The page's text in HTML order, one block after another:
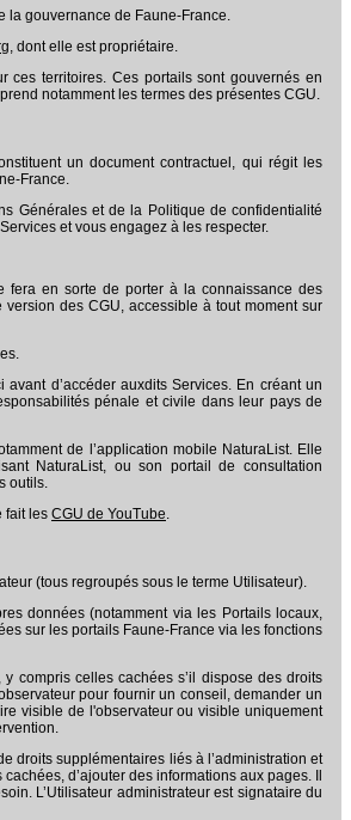
la gouvernance de Faune-France.
, dont elle est propriétaire.
ces territoires. Ces portails sont gouvernés en
notamment les termes des présentes CGU.
un document contractuel, qui régit les
France.
Générales et de la Politique de confidentialité
et vous engagez à les respecter.
fera en sorte de porter à la connaissance des
des CGU, accessible à tout moment sur
d’accéder auxdits Services. En créant un
pénale et civile dans leur pays de
de l’application mobile NaturaList. Elle
NaturaList, ou son portail de consultation
outils.
fait les CGU de YouTube.
(tous regroupés sous le terme Utilisateur).
données (notamment via les Portails locaux,
sur les portails Faune-France via les fonctions
compris celles cachées s’il dispose des droits
pour fournir un conseil, demander un
visible de l'observateur ou visible uniquement
droits supplémentaires liés à l’administration et
d’ajouter des informations aux pages. Il
L’Utilisateur administrateur est signataire du